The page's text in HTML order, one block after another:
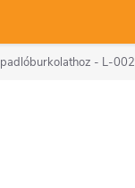
- L-002